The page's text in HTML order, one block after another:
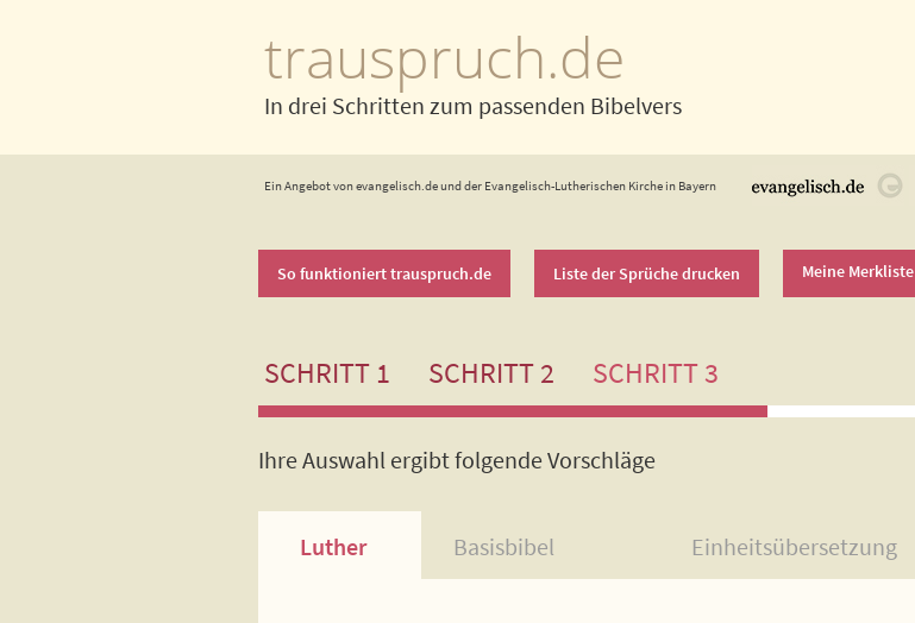
trauspruch.de
In drei Schritten zum passenden Bibelvers
Ein Angebot von evangelisch.de und der Evangelisch-Lutherischen Kirche in Bayern
So funktioniert trauspruch.de Liste der Sprüche drucken Meine Merkliste
SCHRITT 1 SCHRITT 2 SCHRITT 3
Ihre Auswahl ergibt folgende Vorschläge
Luther Basisbibel Einheitsübersetzung